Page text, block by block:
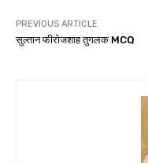
PREVIOUS ARTICLE
सुल्तान फीरोजशाह तुगलक MCQ